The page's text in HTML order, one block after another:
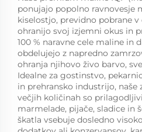
ponujajo popolno ravnovesje
kiselostjo, previdno pobrane v
ohranijo svoj izjemni okus in
100 % naravne cele maline in
obdelujejo z napredno
ohranja njihovo živo barvo,
Idealne za gostinstvo,
in prehransko industrijo, naše
večjih količinah so
marmelade, pijače, sladice in
škatla vsebuje dosledno